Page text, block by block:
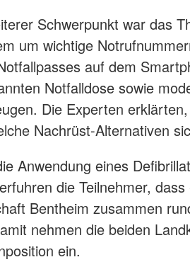
Schwerpunkt war das
um wichtige
auf dem
Notfalldose sowie
Die Experten
Nachrüst-Alternativen
Anwendung eines
die Teilnehmer,
Bentheim zusammen
nehmen die beiden
ein.